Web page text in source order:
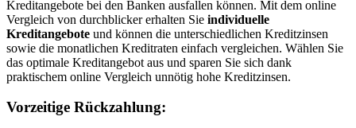
Kreditangebote bei den Banken ausfallen können. Mit dem online
Vergleich von durchblicker erhalten Sie individuelle
Kreditangebote und können die unterschiedlichen Kreditzinsen
sowie die monatlichen Kreditraten einfach vergleichen. Wählen Sie
das optimale Kreditangebot aus und sparen Sie sich dank
praktischem online Vergleich unnötig hohe Kreditzinsen.
Vorzeitige Rückzahlung: